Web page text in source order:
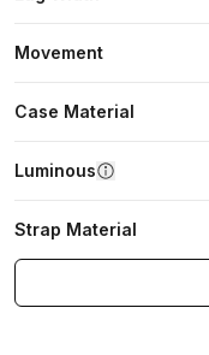
Movement
Case Material
Luminous
Strap Material